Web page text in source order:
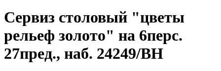
Сервиз столовый "цветы
рельеф золото" на 6перс.
27пред., наб. 24249/BH